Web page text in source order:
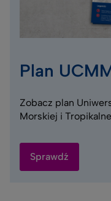
Plan
Zobacz plan
Morskiej i
Sprawdź